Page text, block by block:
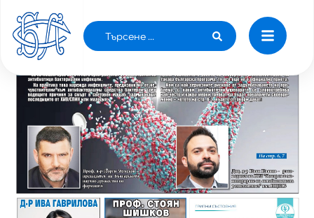
Quo Vadis бр. 08/ 30.08.2022 година